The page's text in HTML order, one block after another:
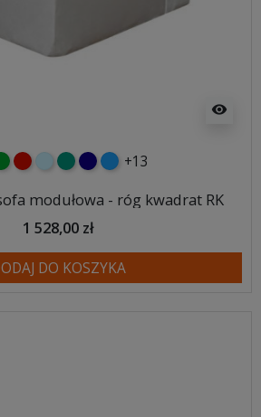
visibility
czerwony
błękitnyturkusowy
granatowy
niebieski
+13
modułowa - róg kwadrat RK
1 528,00 zł
DO KOSZYKA